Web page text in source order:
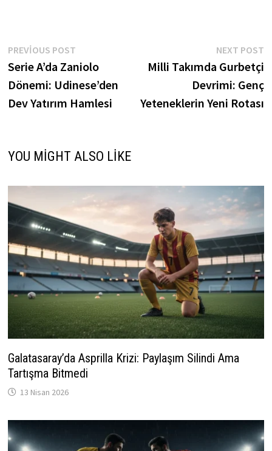
Yazı
gezinmesi
PREVIOUS POSTPrevious
post:
Serie A’da Zaniolo
Dönemi: Udinese’den
Dev Yatırım Hamlesi
NEXT POST
Milli Takımda Gurbetçi
Devrimi: Genç
Yeteneklerin Yeni Rotası
YOU MIGHT ALSO LIKE
Galatasaray’da Asprilla Krizi: Paylaşım Silindi Ama
Tartışma Bitmedi
13 Nisan 2026